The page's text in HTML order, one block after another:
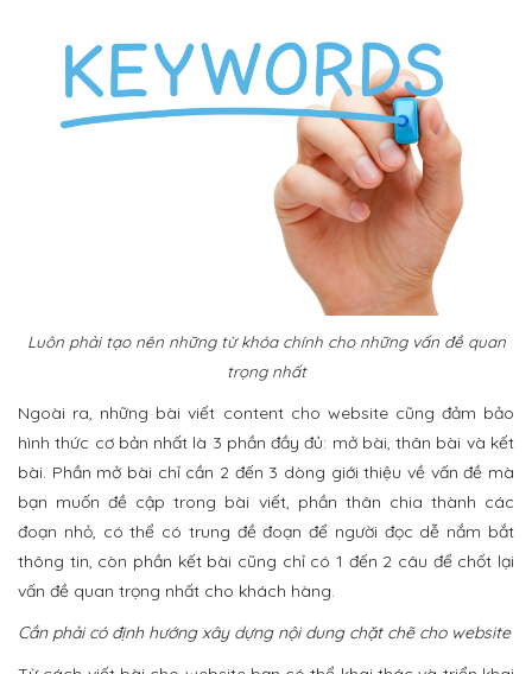
Luôn phải tạo nên những từ khóa chính cho những vấn đề quan
trọng nhất
Ngoài ra, những bài viết content cho website cũng đảm bảo
hình thức cơ bản nhất là 3 phần đầy đủ: mở bài, thân bài và kết
bài. Phần mở bài chỉ cần 2 đến 3 dòng giới thiệu về vấn đề mà
bạn muốn đề cập trong bài viết, phần thân chia thành các
đoạn nhỏ, có thể có trung đề đoạn để người đọc dễ nắm bắt
thông tin, còn phần kết bài cũng chỉ có 1 đến 2 câu để chốt lại
vấn đề quan trọng nhất cho khách hàng.
Cần phải có định hướng xây dựng nội dung chặt chẽ cho website